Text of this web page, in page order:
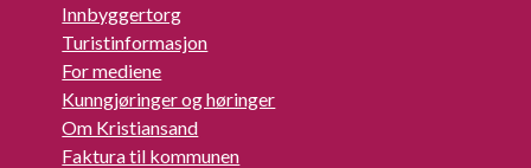
Innbyggertorg
Turistinformasjon
For mediene
Kunngjøringer og høringer
Om Kristiansand
Faktura til kommunen